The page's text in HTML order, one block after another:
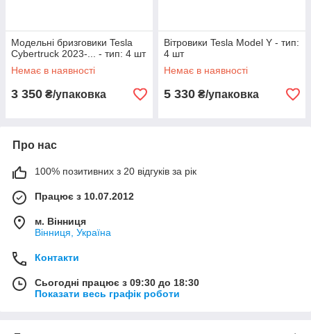
Модельні бризговики Tesla
Cybertruck 2023-... - тип: 4 шт
Немає в наявності
3 350 ₴/упаковка
Вітровики Tesla Model Y - тип:
4 шт
Немає в наявності
5 330 ₴/упаковка
Про нас
100% позитивних з 20 відгуків за рік
Працює з 10.07.2012
м. Вінниця
Вінниця, Україна
Контакти
Сьогодні працює з 09:30 до 18:30
Показати весь графік роботи